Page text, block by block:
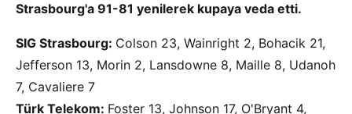
Strasbourg'a 91-81 yenilerek kupaya veda etti.
SIG Strasbourg: Colson 23, Wainright 2, Bohacik 21,
Jefferson 13, Morin 2, Lansdowne 8, Maille 8, Udanoh
7, Cavaliere 7
Türk Telekom: Foster 13, Johnson 17, O'Bryant 4,